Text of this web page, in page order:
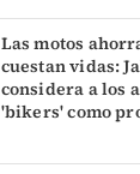
Las motos
cuestan vidas:
considera a los
'bikers' como